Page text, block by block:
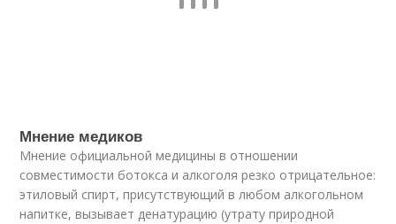
Мнение медиков
Мнение официальной медицины в отношении
совместимости ботокса и алкоголя резко отрицательное:
этиловый спирт, присутствующий в любом алкогольном
напитке, вызывает денатурацию (утрату природной